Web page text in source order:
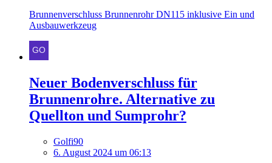
Brunnenverschluss Brunnenrohr DN115 inklusive Ein und
Ausbauwerkzeug
Neuer Bodenverschluss für
Brunnenrohre. Alternative zu
Quellton und Sumprohr?
Golfi90
6. August 2024 um 06:13